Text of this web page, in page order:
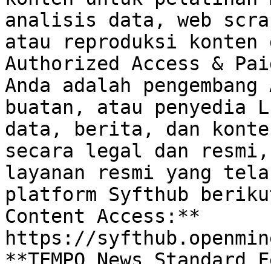
analisis data, web
atau reproduksi konten
Authorized Access &
Anda adalah
buatan, atau penyedia
data, berita, dan
secara legal dan
layanan resmi yang
platform Syfthub
Content Access:**
https://